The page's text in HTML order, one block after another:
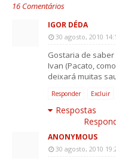
16 Comentários
IGOR DÉDA
30 agosto, 2010
Gostaria de
Ivan (Pacato,
deixará muitas
Responder Excluir
Respostas
ANONYMOUS
30 agosto, 2010